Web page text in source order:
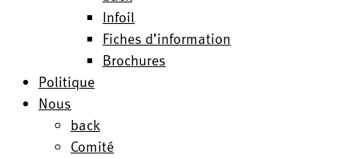
Infoil
Fiches d’information
Brochures
Politique
Nous
back
Comité